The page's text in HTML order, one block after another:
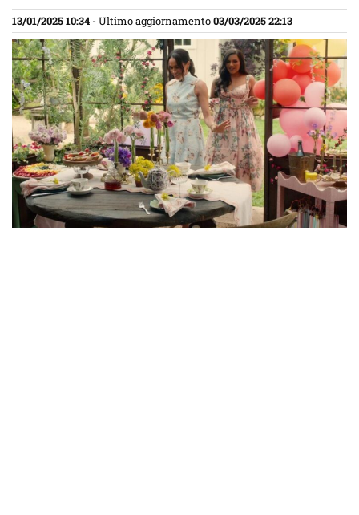
13/01/2025 10:34 - Ultimo aggiornamento03/03/2025 22:13